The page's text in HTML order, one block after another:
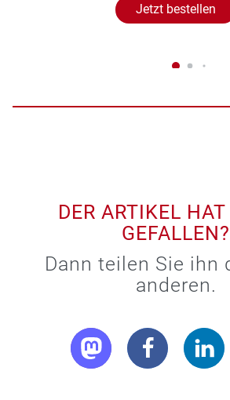
Jetzt bestellen
DER ARTIKEL
GEFALLEN?
Dann teilen Sie ihn
anderen.